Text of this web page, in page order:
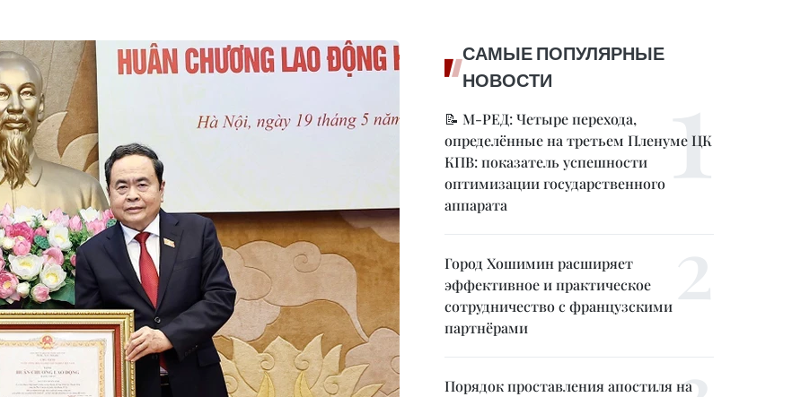
САМЫЕ ПОПУЛЯРНЫЕ
НОВОСТИ
📝 М-РЕД: Четыре перехода,
определённые на третьем Пленуме ЦК
КПВ: показатель успешности
оптимизации государственного
аппарата
Город Хошимин расширяет
эффективное и практическое
сотрудничество с французскими
партнёрами
Порядок проставления апостиля на